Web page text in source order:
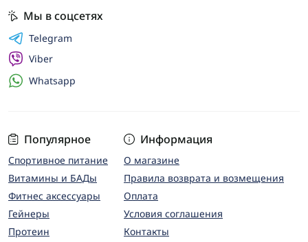
Популярное
Спортивное питание
Витамины и БАДы
Фитнес аксессуары
Гейнеры
Протеин
Информация
О магазине
Правила возврата и возмещения
Оплата
Условия соглашения
Контакты
Мы в соцсетях
Telegram
Viber
Whatsapp